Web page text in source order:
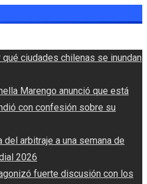
ciudades chilenas se inundan
Marengo anunció que está
con confesión sobre su
arbitraje a una semana de
2026
fuerte discusión con los